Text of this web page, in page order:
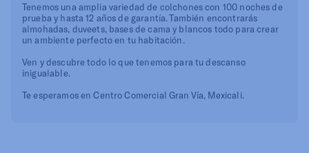
Tenemos una amplia variedad de colchones con 100 noches de
prueba y hasta 12 años de garantía. También encontrarás
almohadas, duveets, bases de cama y blancos todo para crear
un ambiente perfecto en tu habitación.
Ven y descubre todo lo que tenemos para tu descanso
inigualable.
Te esperamos en Centro Comercial Gran Vía, Mexicali.